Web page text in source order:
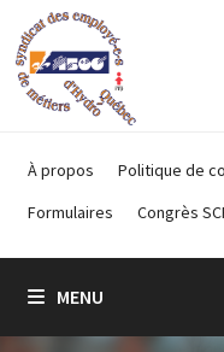
Passer
au
contenu
À propos Politique de
Formulaires
Congrès
MENU